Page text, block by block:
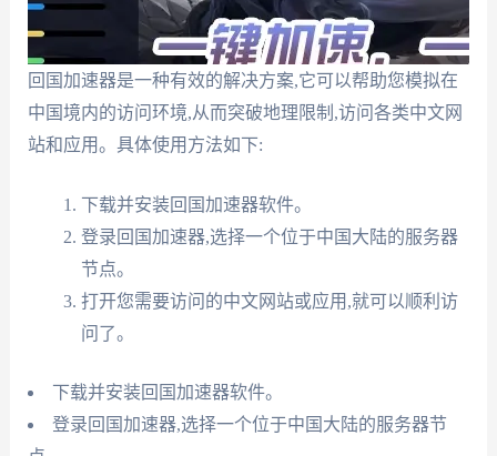
回国加速器是一种有效的解决方案,它可以帮助您模拟在
中国境内的访问环境,从而突破地理限制,访问各类中文网
站和应用。具体使用方法如下:
下载并安装回国加速器软件。
登录回国加速器,选择一个位于中国大陆的服务器
节点。
打开您需要访问的中文网站或应用,就可以顺利访
问了。
下载并安装回国加速器软件。
登录回国加速器,选择一个位于中国大陆的服务器节